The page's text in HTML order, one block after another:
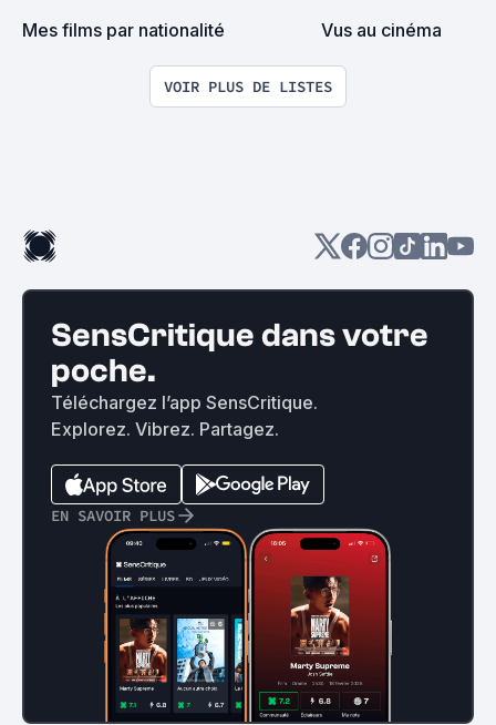
Mes films par nationalité Vus au cinéma
VOIR PLUS DE LISTES
SensCritique dans votre
poche.
Téléchargez l’app SensCritique.
Explorez. Vibrez. Partagez.
EN SAVOIR PLUS